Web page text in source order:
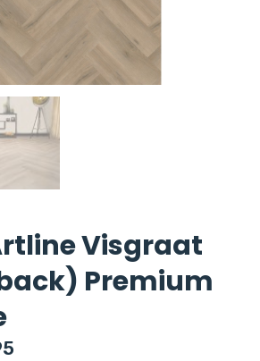
Visgraat
Premium